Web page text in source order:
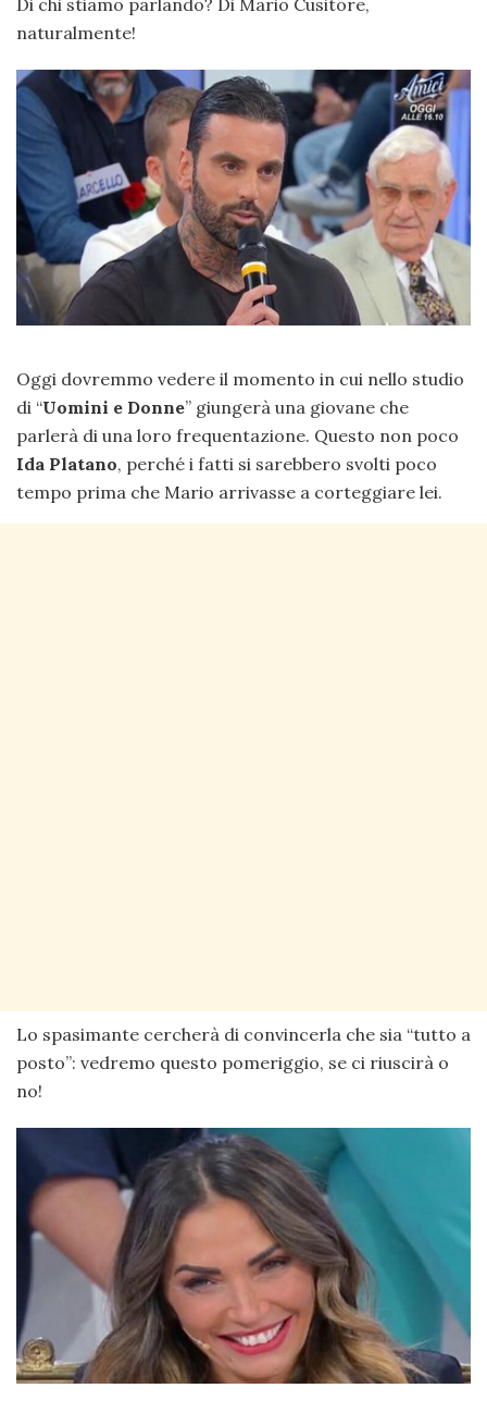
naturalmente!
Oggi dovremmo vedere il momento in cui nello studio
di “Uomini e Donne” giungerà una giovane che
parlerà di una loro frequentazione. Questo non poco
Ida Platano, perché i fatti si sarebbero svolti poco
tempo prima che Mario arrivasse a corteggiare lei.
Lo spasimante cercherà di convincerla che sia “tutto a
posto”: vedremo questo pomeriggio, se ci riuscirà o
no!